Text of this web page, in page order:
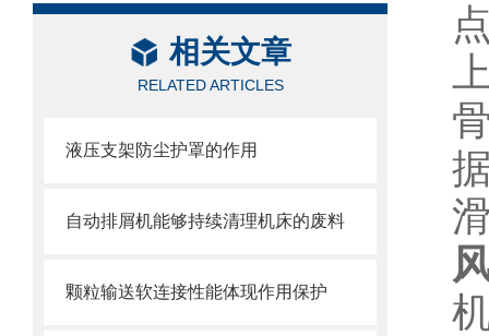
相关文章
RELATED ARTICLES
液压支架防尘护罩的作用
自动排屑机能够持续清理机床的废料
颗粒输送软连接性能体现作用保护